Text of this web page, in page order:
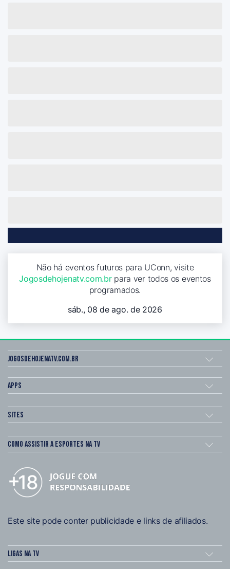
Não há eventos futuros para UConn, visite
Jogosdehojenatv.com.brpara ver todos os eventos
programados.
sáb., 08 de ago. de 2026
Jogosdehojenatv.com.br
Apps
Sites
Como assistir a esportes na TV
Este site pode conter publicidade e links de afiliados.
Ligas na TV